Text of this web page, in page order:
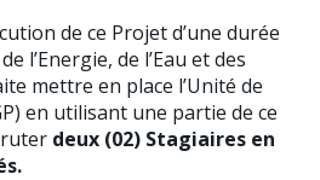
de ce Projet d’une durée
l’Energie, de l’Eau et des
mettre en place l’Unité de
en utilisant une partie de ce
deux (02) Stagiaires en